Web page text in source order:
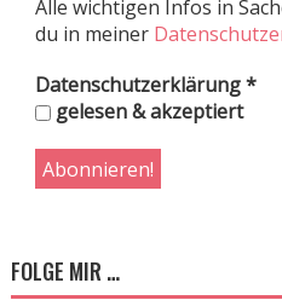
Alle wichtigen Infos in
du in meiner
Datenschutzerklärung*
gelesen & akzeptiert
FOLGE MIR …